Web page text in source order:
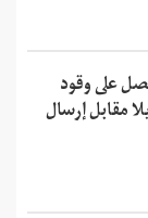
على وقود
مقابل إرسال